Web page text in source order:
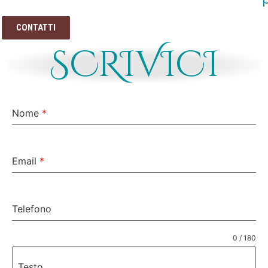
CONTATTI
SCRIVICI
Nome *
Email *
Telefono
0 / 180